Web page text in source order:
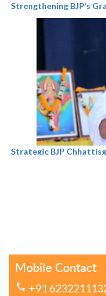
Strengthening BJP’s
Strategic BJP
Mobile Contact
+91